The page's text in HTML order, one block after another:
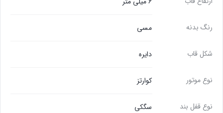
رنگ بدنه مسی
شکل قاب دایره
نوع موتور کوارتز
نوع قفل بند سگکی